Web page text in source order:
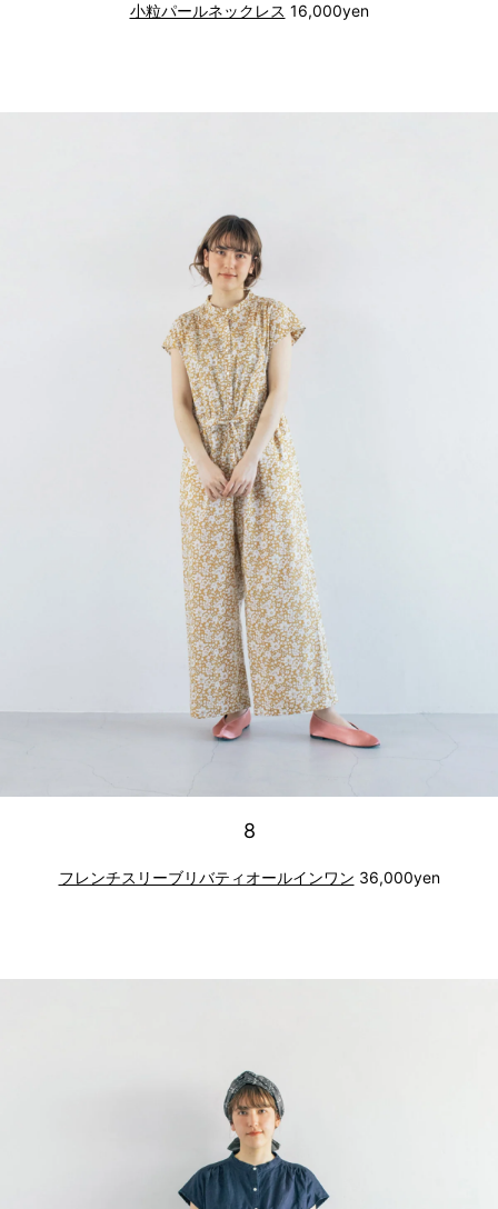
小粒パールネックレス 16,000yen
8
フレンチスリーブリバティオールインワン 36,000yen